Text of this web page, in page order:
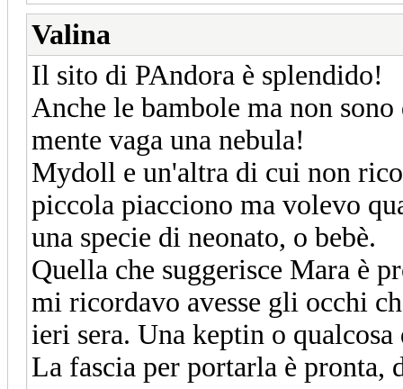
Valina
Il sito di PAndora è splendido!
Anche le bambole ma non
mente vaga una nebula!
Mydoll e un'altra di cui non
piccola piacciono ma volevo
una specie di neonato, o bebè.
Quella che suggerisce Mara è
mi ricordavo avesse gli occhi
ieri sera. Una keptin o qualcosa
La fascia per portarla è